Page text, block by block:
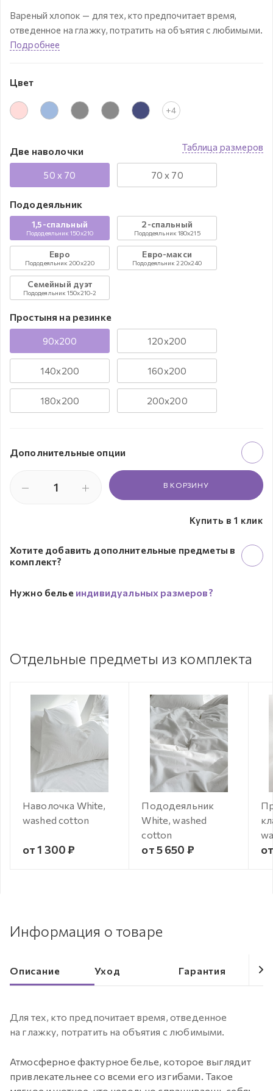
Вареный хлопок — для тех, кто предпочитает время,
отведенное на глажку, потратить на объятия с любимыми.
Подробнее
Цвет
+4
Таблица размеров
Две наволочки
50 x 70 70 x 70
Пододеяльник
1,5-спальный
Пододеяльник 150x210
2-спальный
Пододеяльник 180x215
Евро
Пододеяльник 200x220
Евро-макси
Пододеяльник 220x240
Семейный дуэт
Пододеяльник 150x210-2
Простыня на резинке
90х200 120х200
140х200 160х200
180х200 200х200
Дополнительные опции
В КОРЗИНУ
Купить в 1 клик
Хотите добавить дополнительные предметы в
комплект?
Нужно белье индивидуальных размеров?
Отдельные предметы из комплекта
Наволочка White,
washed cotton
от 1 300 ₽
Пододеяльник
White, washed
cotton
от 5 650 ₽
Информация о товаре
Описание Уход Гарантия
Для тех, кто предпочитает время, отведенное
на глажку, потратить на объятия с любимыми.
Атмосферное фактурное белье, которое выглядит
привлекательнее со всеми его изгибами. Такое